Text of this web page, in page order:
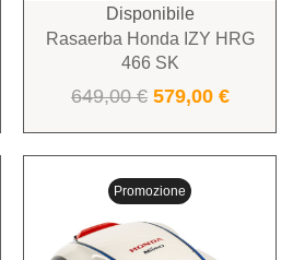
Disponibile
Rasaerba Honda IZY HRG
466 SK
649,00€ 579,00 €
Promozione